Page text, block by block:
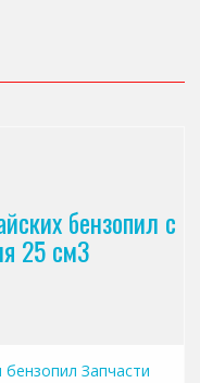
бензопил с
25 см3
бензопил Запчасти